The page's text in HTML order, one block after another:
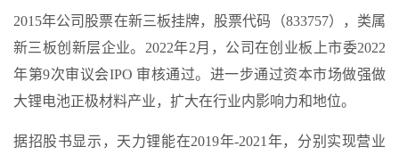
2015年公司股票在新三板挂牌，股票代码（833757），类属
新三板创新层企业。2022年2月，公司在创业板上市委2022
年第9次审议会IPO 审核通过。进一步通过资本市场做强做
大锂电池正极材料产业，扩大在行业内影响力和地位。
据招股书显示，天力锂能在2019年-2021年，分别实现营业